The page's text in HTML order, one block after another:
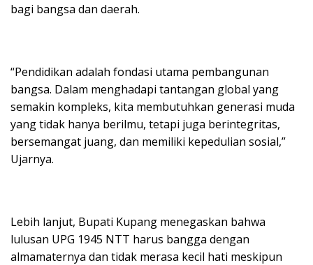
bagi bangsa dan daerah.
“Pendidikan adalah fondasi utama pembangunan
bangsa. Dalam menghadapi tantangan global yang
semakin kompleks, kita membutuhkan generasi muda
yang tidak hanya berilmu, tetapi juga berintegritas,
bersemangat juang, dan memiliki kepedulian sosial,”
Ujarnya.
Lebih lanjut, Bupati Kupang menegaskan bahwa
lulusan UPG 1945 NTT harus bangga dengan
almamaternya dan tidak merasa kecil hati meskipun